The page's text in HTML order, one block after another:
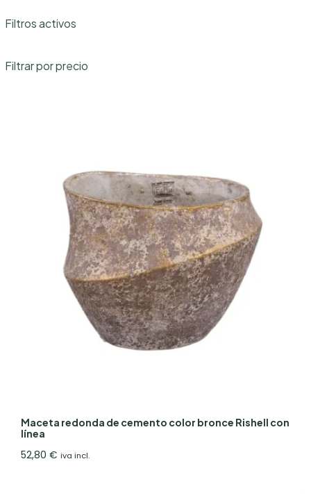
Filtros activos
Filtrar por precio
Maceta redonda de cemento color bronce Rishell con
línea
52,80€ iva incl.